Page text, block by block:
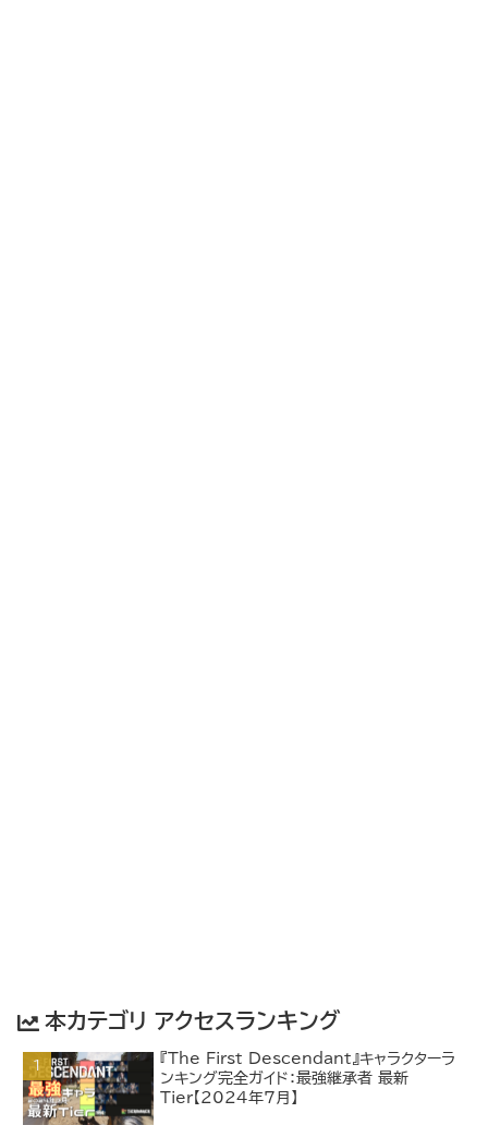
本カテゴリ アクセスランキング
『The First Descendant』キャラクターラ
ンキング完全ガイド：最強継承者 最新
Tier【2024年7月】